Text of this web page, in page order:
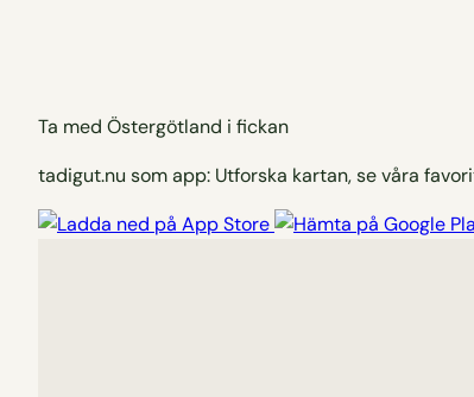
Ta med Östergötland i fickan
tadigut.nu som app: Utforska kartan, se våra